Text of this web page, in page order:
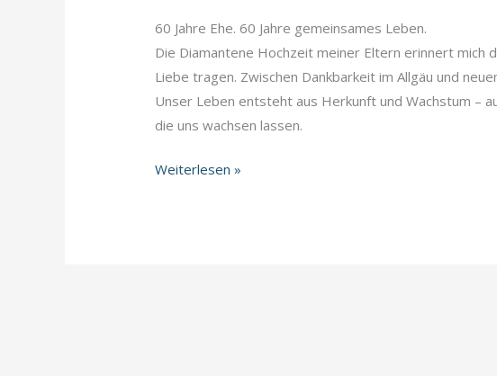
60 Jahre Ehe. 60 Jahre gemeinsames Leben.
Die Diamantene Hochzeit meiner Eltern erinnert mich
Liebe tragen. Zwischen Dankbarkeit im Allgäu und
Unser Leben entsteht aus Herkunft und Wachstum –
die uns wachsen lassen.
Von
Weiterlesen »